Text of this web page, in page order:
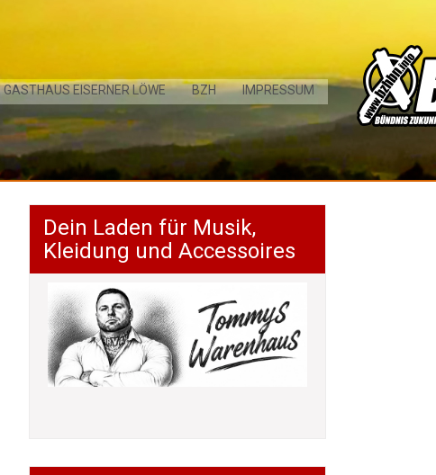
GASTHAUS EISERNER LÖWE BZH IMPRESSUM
Dein Laden für Musik,
Kleidung und Accessoires